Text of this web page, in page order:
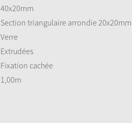
40x20mm
Section triangulaire arrondie 20x20mm
Verre
Extrudées
Fixation cachée
1,00m